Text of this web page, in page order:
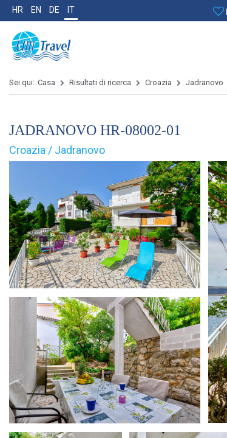
HR EN DE IT
Sei qui: Casa Risultati di ricerca Croazia Jadranovo
JADRANOVO HR-08002-01
Croazia / Jadranovo